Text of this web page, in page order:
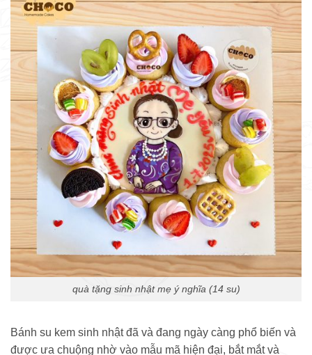
quà tặng sinh nhật mẹ ý nghĩa (14 su)
Bánh su kem sinh nhật đã và đang ngày càng phổ biến và
được ưa chuộng nhờ vào mẫu mã hiện đại, bắt mắt và